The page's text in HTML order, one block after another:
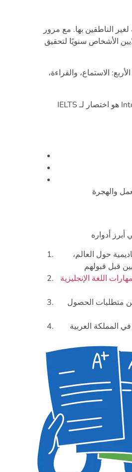
لغير الناطقين بها. مع مرور
الأشخاص سنويًا لتحقيق
الاستماع، والقراءة،
IELTS هو اختصار لـ International English Language Testing System، وهو يعني نظام اختبار اللغة
حول العالم،
اللغة الإنجليزية
من متطلبات الحصول
المملكة العربية